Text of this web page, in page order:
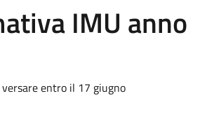
IMU anno
entro il 17 giugno